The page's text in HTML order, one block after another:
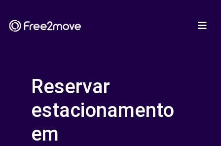
Reservar
estacionamento
em